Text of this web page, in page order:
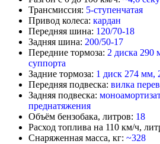
Трансмиссия: 5-ступенчатая
Привод колеса: кардан
Передняя шина: 120/70-18
Задняя шина: 200/50-17
Передние тормоза: 2 диска 290
суппорта
Задние тормоза: 1 диск 274 мм,
Передняя подвеска: вилка
Задняя подвеска:
преднатяжения
Объём бензобака, литров: 18
Расход топлива на 110 км/ч,
Снаряженная масса, кг: ~328